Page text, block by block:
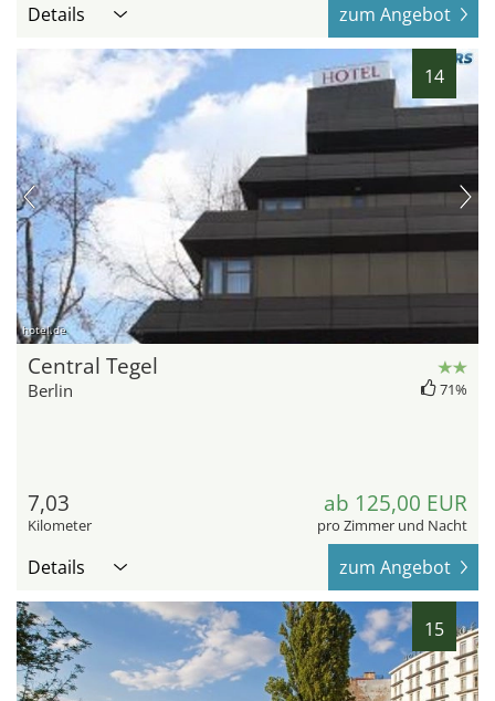
Details zum Angebot
14
hotel.de
Central Tegel
Berlin 71%
7,03
Kilometer
ab 125,00 EUR
pro Zimmer und Nacht
Details zum Angebot
15